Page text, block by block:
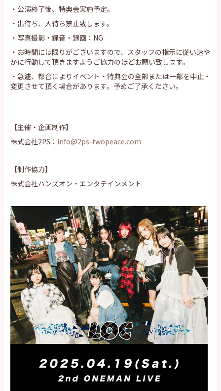
・公演終了後、特典会実施予定。
・出待ち、入待ち禁止致します。
・写真撮影・録音・録画：NG
・お時間には限りがございますので、スタッフの指示に従い速や
かに行動して頂きますようご協力のほどお願い致します。
・急遽、都合によりイベント・特典会の全部または一部を中止・
変更させて頂く場合があります。予めご了承ください。
【主催・企画制作】
株式会社2PS： info@2ps-twopeace.com
【制作協力】
株式会社ハンズオン・エンタテインメント